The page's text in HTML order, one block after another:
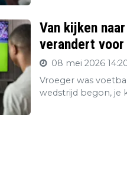
Van kijken
verandert voor
08 mei 2026
Vroeger was
wedstrijd begon, je